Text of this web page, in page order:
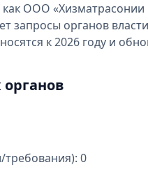
ООО
запросы органов
к 2026 году и
требования): 0